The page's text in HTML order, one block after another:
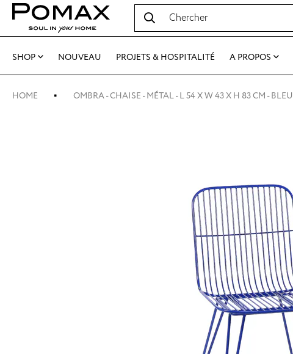
SHOP NOUVEAU PROJETS & HOSPITALITÉ A PROPOS
HOME OMBRA - CHAISE - MÉTAL - L 54 X W 43 X H 83 CM - BLEU